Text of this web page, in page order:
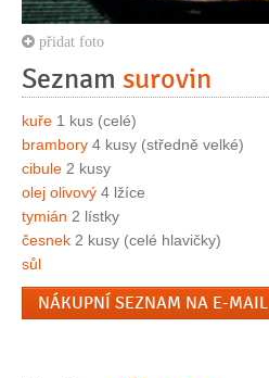
přidat foto
Seznam surovin
kuře 1 kus (celé)
brambory 4 kusy (středně velké)
cibule 2 kusy
olej olivový 4 lžíce
tymián 2 lístky
česnek 2 kusy (celé hlavičky)
sůl
NÁKUPNÍ SEZNAM NA E-MAIL